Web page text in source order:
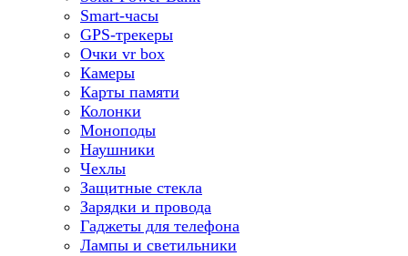
Smart-часы
GPS-трекеры
Очки vr box
Камеры
Карты памяти
Колонки
Моноподы
Наушники
Чехлы
Защитные стекла
Зарядки и провода
Гаджеты для телефона
Лампы и светильники